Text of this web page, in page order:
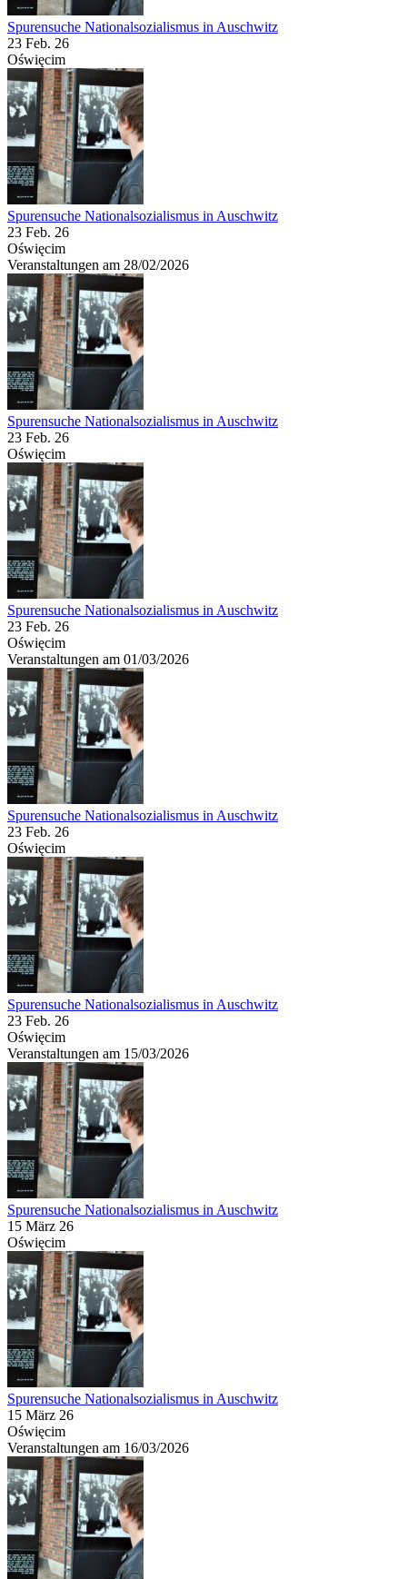
Spurensuche Nationalsozialismus in Auschwitz
23 Feb. 26
Oświęcim
Spurensuche Nationalsozialismus in Auschwitz
23 Feb. 26
Oświęcim
Veranstaltungen am 28/02/2026
Spurensuche Nationalsozialismus in Auschwitz
23 Feb. 26
Oświęcim
Spurensuche Nationalsozialismus in Auschwitz
23 Feb. 26
Oświęcim
Veranstaltungen am 01/03/2026
Spurensuche Nationalsozialismus in Auschwitz
23 Feb. 26
Oświęcim
Spurensuche Nationalsozialismus in Auschwitz
23 Feb. 26
Oświęcim
Veranstaltungen am 15/03/2026
Spurensuche Nationalsozialismus in Auschwitz
15 März 26
Oświęcim
Spurensuche Nationalsozialismus in Auschwitz
15 März 26
Oświęcim
Veranstaltungen am 16/03/2026